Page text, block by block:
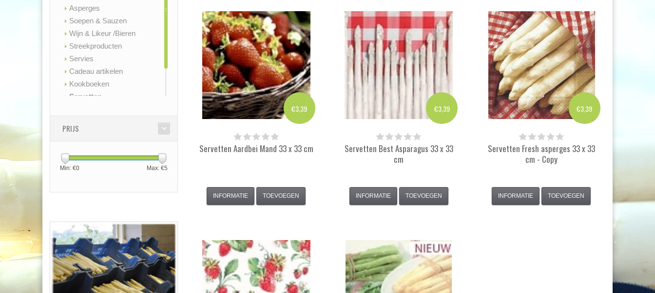
Asperges
Soepen & Sauzen
Wijn & Likeur /Bieren
Streekproducten
Servies
Cadeau artikelen
Kookboeken
Servetten
PRIJS
Min: €0 Max: €5
€3,39
Servetten Aardbei Mand 33 x 33 cm
INFORMATIE TOEVOEGEN
€3,39
Servetten Best Asparagus 33 x 33
cm
INFORMATIE TOEVOEGEN
€3,39
Servetten Fresh asperges 33 x 33
cm - Copy
INFORMATIE TOEVOEGEN